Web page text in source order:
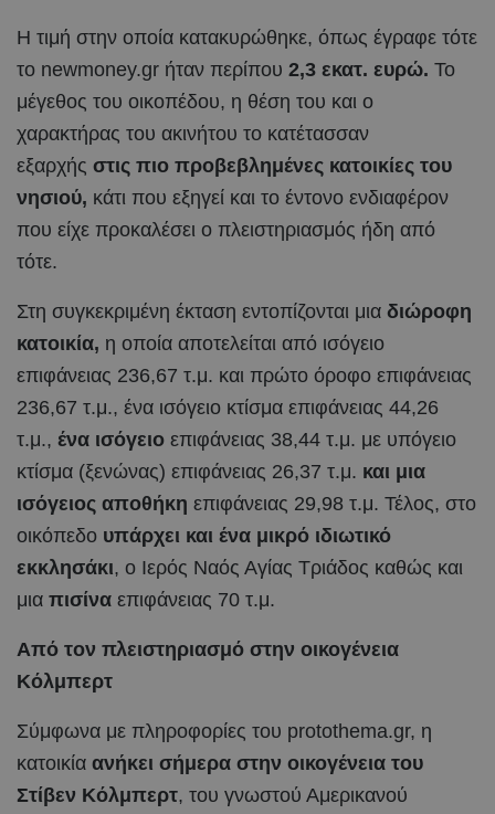
Η τιμή στην οποία κατακυρώθηκε, όπως έγραφε τότε
το newmoney.gr ήταν περίπου 2,3 εκατ. ευρώ. Το
μέγεθος του οικοπέδου, η θέση του και ο
χαρακτήρας του ακινήτου το κατέτασσαν
εξαρχής στις πιο προβεβλημένες κατοικίες του
νησιού, κάτι που εξηγεί και το έντονο ενδιαφέρον
που είχε προκαλέσει ο πλειστηριασμός ήδη από
τότε.
Στη συγκεκριμένη έκταση εντοπίζονται μια διώροφη
κατοικία, η οποία αποτελείται από ισόγειο
επιφάνειας 236,67 τ.μ. και πρώτο όροφο επιφάνειας
236,67 τ.μ., ένα ισόγειο κτίσμα επιφάνειας 44,26
τ.μ., ένα ισόγειο επιφάνειας 38,44 τ.μ. με υπόγειο
κτίσμα (ξενώνας) επιφάνειας 26,37 τ.μ. και μια
ισόγειος αποθήκη επιφάνειας 29,98 τ.μ. Τέλος, στο
οικόπεδο υπάρχει και ένα μικρό ιδιωτικό
εκκλησάκι, ο Ιερός Ναός Αγίας Τριάδος καθώς και
μια πισίνα επιφάνειας 70 τ.μ.
Από τον πλειστηριασμό στην οικογένεια
Κόλμπερτ
Σύμφωνα με πληροφορίες του protothema.gr, η
κατοικία ανήκει σήμερα στην οικογένεια του
Στίβεν Κόλμπερτ, του γνωστού Αμερικανού